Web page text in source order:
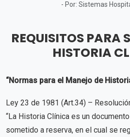
- Por: Sistemas
REQUISITOS PARA
HISTORIA
“Normas para el Manejo de
Ley 23 de 1981 (Art.34) –
“La Historia Clínica es un
sometido a reserva, en el cual se